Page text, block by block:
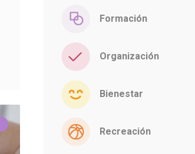
Formación
Organización
Bienestar
Recreación